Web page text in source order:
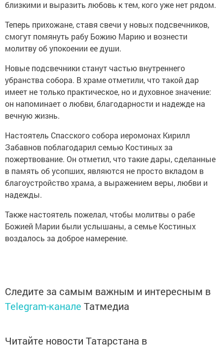
близкими и выразить любовь к тем, кого уже нет рядом.
Теперь прихожане, ставя свечи у новых подсвечников,
смогут помянуть рабу Божию Марию и вознести
молитву об упокоении ее души.
Новые подсвечники станут частью внутреннего
убранства собора. В храме отметили, что такой дар
имеет не только практическое, но и духовное значение:
он напоминает о любви, благодарности и надежде на
вечную жизнь.
Настоятель Спасского собора иеромонах Кирилл
Забавнов поблагодарил семью Костиных за
пожертвование. Он отметил, что такие дары, сделанные
в память об усопших, являются не просто вкладом в
благоустройство храма, а выражением веры, любви и
надежды.
Также настоятель пожелал, чтобы молитвы о рабе
Божией Марии были услышаны, а семье Костиных
воздалось за доброе намерение.
Следите за самым важным и интересным в
Telegram-канале Татмедиа
Читайте новости Татарстана в